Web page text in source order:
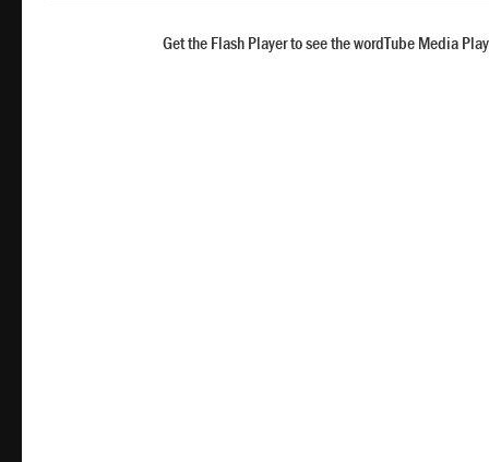
Get the Flash Player to see the wordTube Media